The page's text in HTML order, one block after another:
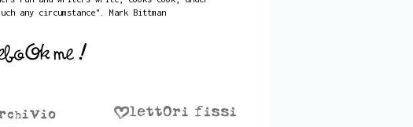
any circumstance". Mark Bittman